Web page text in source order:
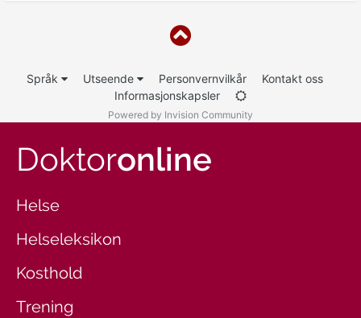
Språk Utseende Personvernvilkår
Kontakt oss
Informasjonskapsler
Powered by Invision Community
Doktoronline
Helse
Helseleksikon
Kosthold
Trening